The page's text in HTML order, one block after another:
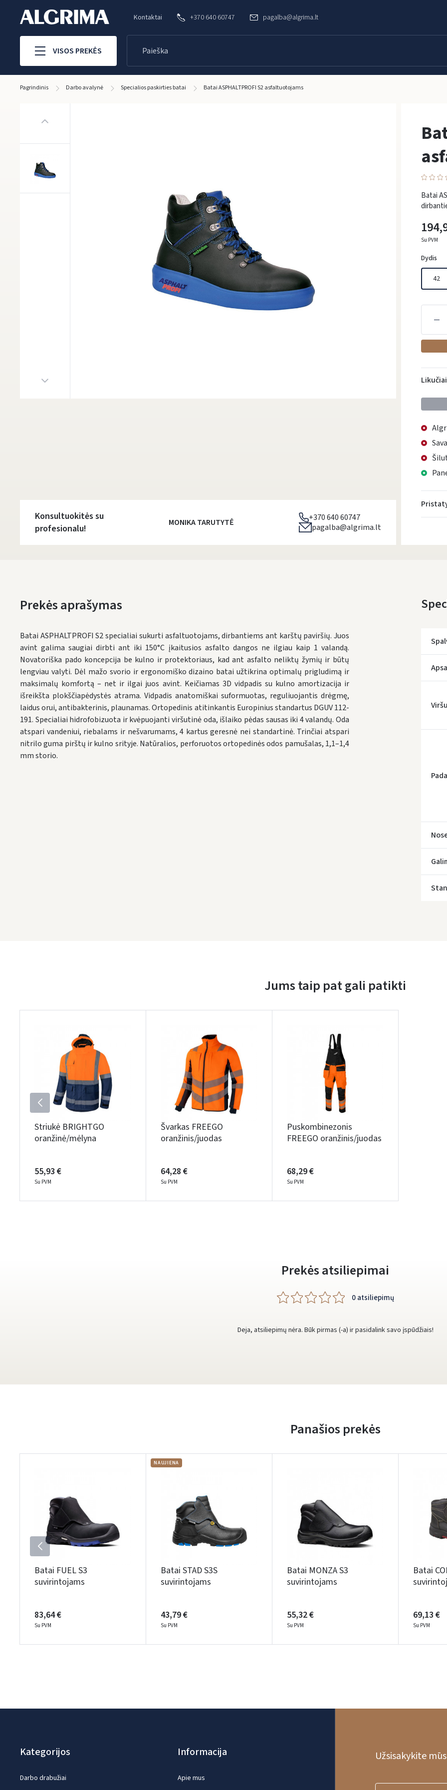
Kontaktai +370 640 60747 pagalba@algrima.lt
VISOS PREKĖS
Pagrindinis Darbo avalynė Specialios paskirties batai Batai ASPHALTPROFI S2 asfaltuotojams
Batai
Su PVM
Dydis
42
*
Konsultuokitės su
profesionalu!
MONIKA TARUTYTĖ
+370 640 60747
pagalba@algrima.lt
Prekės aprašymas
Batai ASPHALTPROFI S2 specialiai sukurti asfaltuotojams, dirbantiems ant karštų paviršių. Juos
avint galima saugiai dirbti ant iki 150°C įkaitusios asfalto dangos ne ilgiau kaip 1 valandą.
Novatoriška pado koncepcija be kulno ir protektoriaus, kad ant asfalto neliktų žymių ir būtų
lengviau valyti. Dėl mažo svorio ir ergonomiško dizaino batai užtikrina optimalų prigludimą ir
maksimalų komfortą – net ir ilgai juos avint. Keičiamas 3D vidpadis su kulno amortizacija ir
išreikšta plokščiapėdystės atrama. Vidpadis anatomiškai suformuotas, reguliuojantis drėgmę,
laidus orui, antibakterinis, plaunamas. Ortopedinis atitinkantis Europinius standartus DGUV 112-
191. Specialiai hidrofobizuota ir kvėpuojanti viršutinė oda, išlaiko pėdas sausas iki 4 valandų. Oda
atspari vandeniui, riebalams ir nešvarumams, 4 kartus geresnė nei standartinė. Trinčiai atspari
nitrilo guma pirštų ir kulno srityje. Natūralios, perforuotos ortopedinės odos pamušalas, 1,1–1,4
mm storio.
Jums taip pat gali patikti
Striukė BRIGHTGO
oranžinė/mėlyna
55,93 €
Su PVM
Švarkas FREEGO
oranžinis/juodas
64,28 €
Su PVM
Puskombinezonis
FREEGO oranžinis/juodas
68,29 €
Su PVM
Prekės atsiliepimai
0 atsiliepimų
Deja, atsiliepimų nėra. Būk pirmas (-a) ir pasidalink savo įspūdžiais!
Įvertinimas:
Panašios prekės
Batai FUEL S3
suvirintojams
83,64 €
Su PVM
NAUJIENA
Batai STAD S3S
suvirintojams
43,79 €
Su PVM
Batai MONZA S3
suvirintojams
55,32 €
Su PVM
Batai
69,13 €
Su PVM
Kategorijos
Darbo drabužiai
Informacija
Apie mus
Užsisakykite
Prisijungti
Pamiršote slaptažodį?
ARBA